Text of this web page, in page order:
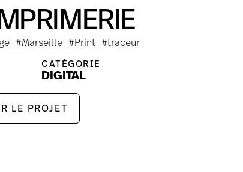
#Marseille #Print #traceur
CATÉGORIE
DIGITAL
LE PROJET